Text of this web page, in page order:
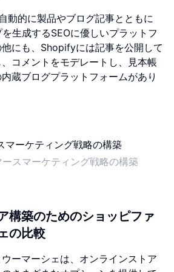
動的に製品やブログ記事とともに
生成するSEOに優しいプラットフ
にも、Shopifyには記事を公開して
コメントをモデレートし、見本帳
蔵ブログプラットフォームがあり
スマーケティング戦略の構築
構築のためのショッピファ
の比較
ーマーシェは、オンラインストア